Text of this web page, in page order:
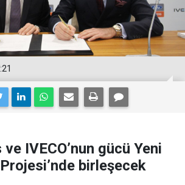
IVECO’nun gücü Yeni
birleşecek